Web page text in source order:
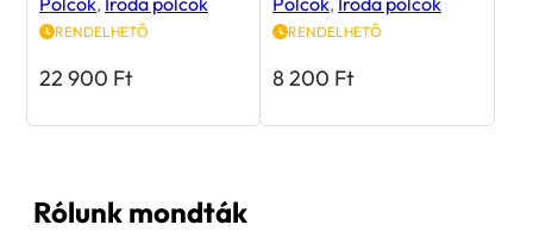
RENDELHETŐ
22 900 Ft
RENDELHETŐ
8 200 Ft
Rólunk mondták